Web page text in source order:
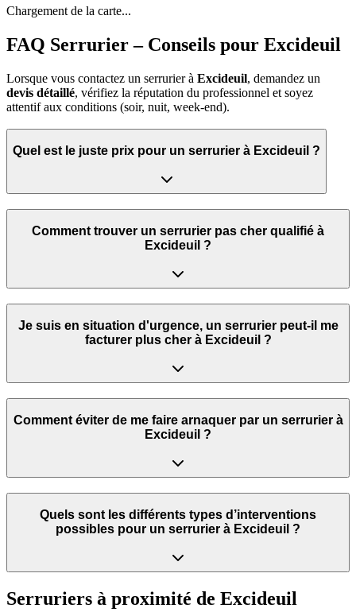
Chargement de la carte...
FAQ Serrurier – Conseils pour Excideuil
Lorsque vous contactez un serrurier à Excideuil, demandez un
devis détaillé, vérifiez la réputation du professionnel et soyez
attentif aux conditions (soir, nuit, week‑end).
Quel est le juste prix pour un serrurier à Excideuil ?
Comment trouver un serrurier pas cher qualifié à
Excideuil ?
Je suis en situation d'urgence, un serrurier peut‑il me
facturer plus cher à Excideuil ?
Comment éviter de me faire arnaquer par un serrurier à
Excideuil ?
Quels sont les différents types d’interventions
possibles pour un serrurier à Excideuil ?
Serruriers à proximité de Excideuil